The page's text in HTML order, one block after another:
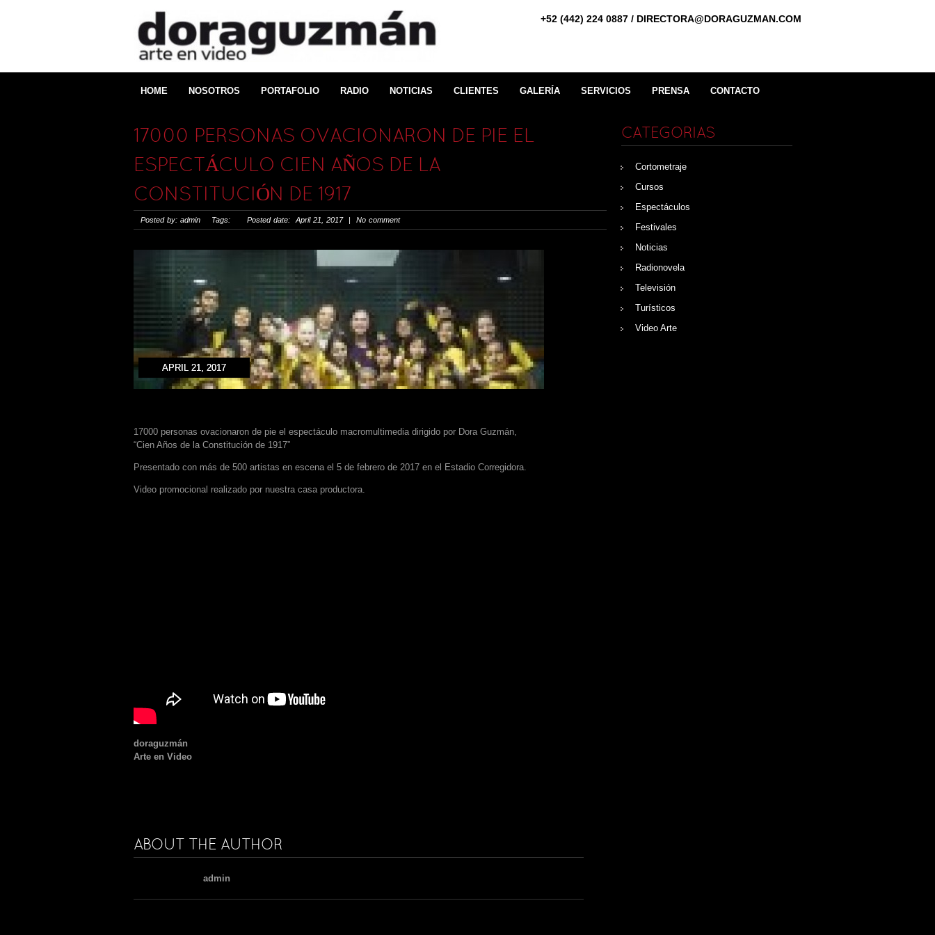
+52 (442) 224 0887 / DIRECTORA@DORAGUZMAN.COM
HOME NOSOTROS PORTAFOLIO RADIO NOTICIAS CLIENTES GALERÍA SERVICIOS PRENSA CONTACTO
17000 PERSONAS OVACIONARON DE PIE EL
ESPECTÁCULO CIEN AÑOS DE LA
CONSTITUCIÓN DE 1917
Posted by: admin Tags: Posted date: April 21, 2017 | No comment
APRIL 21, 2017
17000 personas ovacionaron de pie el espectáculo macromultimedia dirigido por Dora Guzmán,
“Cien Años de la Constitución de 1917”
Presentado con más de 500 artistas en escena el 5 de febrero de 2017 en el Estadio Corregidora.
Video promocional realizado por nuestra casa productora.
doraguzmán
Arte en Video
ABOUT THE AUTHOR
admin
CATEGORIAS
Cortometraje
Cursos
Espectáculos
Festivales
Noticias
Radionovela
Televisión
Turísticos
Video Arte